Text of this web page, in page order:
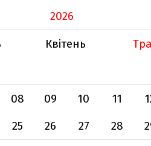
2026
Квітень
08 09 10 11
25 26 27 28